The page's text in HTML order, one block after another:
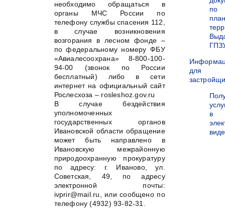
необходимо обращаться в
органы МЧС России по
телефону службы спасения 112,
в случае возникновения
возгорания в лесном фонде –
по федеральному номеру ФБУ
«Авиалесоохрана» 8-800-100-
94-00 (звонок по России
бесплатный) либо в сети
интернет на официальный сайт
Рослесхоза – rosleshoz.gov.ru
В случае бездействия
уполномоченных
государственных органов
Ивановской области обращение
может быть направлено в
Ивановскую межрайонную
природоохранную прокуратуру
по адресу: г. Иваново, ул.
Советская, 49, по адресу
электронной почты:
ivprir@mail.ru, или сообщено по
телефону (4932) 93-82-31.
по
для
в
виде